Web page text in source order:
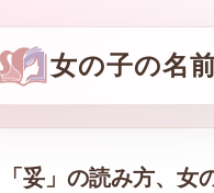
女の子の名
「妥 」の読み方、女